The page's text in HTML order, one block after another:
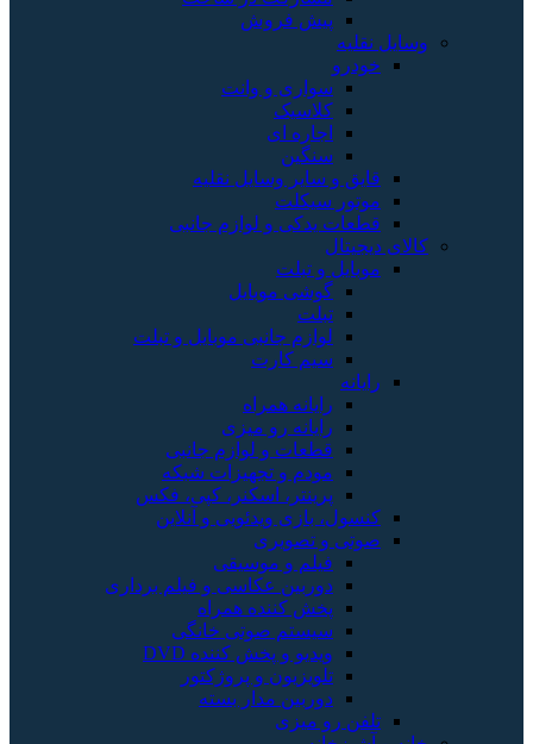
پیش فروش
وسایل نقلیه
خودرو
سواری و وانت
کلاسیک
اجاره ای
سنگین
قایق و سایر وسایل نقلیه
موتور سیکلت
قطعات یدکی و لوازم جانبی
کالای دیجیتال
موبایل و تبلت
گوشی موبایل
تبلت
لوازم جانبی موبایل و تبلت
سیم کارت
رایانه
رایانه همراه
رایانه رو میزی
قطعات و لوازم جانبی
مودم و تجهیزات شبکه
پرینتر، اسکنر، کپی، فکس
کنسول، بازی‌ ویدئویی و آنلاین
صوتی و تصویری
فیلم و موسیقی
دوربین عکاسی و فیلم برداری
پخش کننده همراه
سیستم صوتی خانگی
ویدیو و پخش کننده DVD
تلویزیون و پروژکتور
دوربین مدار بسته
تلفن رو میزی